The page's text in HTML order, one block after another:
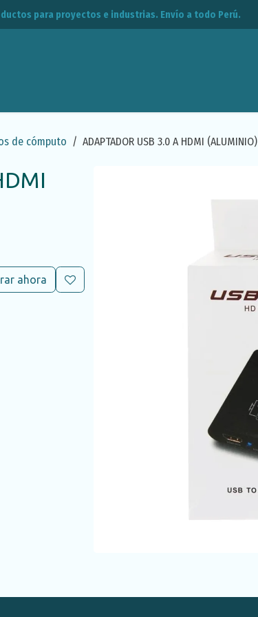
para proyectos e industrias. Envío a todo Perú.
de cómputo ADAPTADOR USB 3.0 A HDMI (ALUMINIO)
ahora